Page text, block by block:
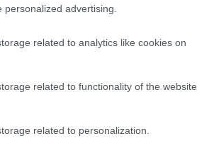
advertising.
related to analytics like cookies on
related to functionality of the website
related to personalization.
al Sevilla, junto a la
el césped no pudo
del dúo que formó con Dani
revertir la situación.
apostar por él de nuevo el